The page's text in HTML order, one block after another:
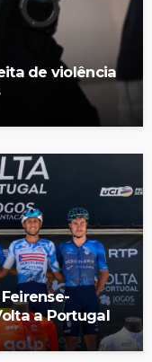
de violência
a Portugal